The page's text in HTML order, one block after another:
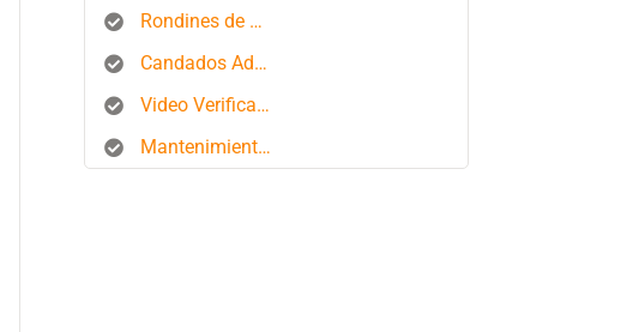
Rondines de Seguridad
Candados Aduaneros
Video Verificación
Mantenimiento de Flotas